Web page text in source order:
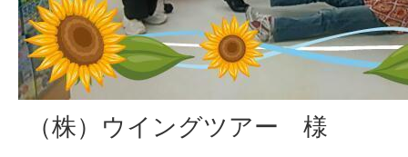
（株）ウイングツアー 様